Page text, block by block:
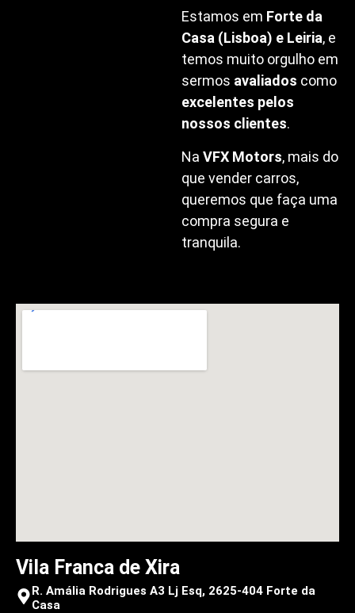
Estamos em Forte da
Casa (Lisboa) e Leiria, e
temos muito orgulho em
sermos avaliados como
excelentes pelos
nossos clientes.
NaVFX Motors, mais do
que vender carros,
queremos que faça uma
compra segura e
tranquila.
Vila Franca de Xira
R. Amália Rodrigues A3 Lj Esq, 2625-404 Forte da
Casa